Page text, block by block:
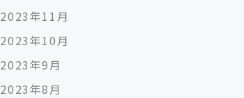
2023年11月
2023年10月
2023年9月
2023年8月